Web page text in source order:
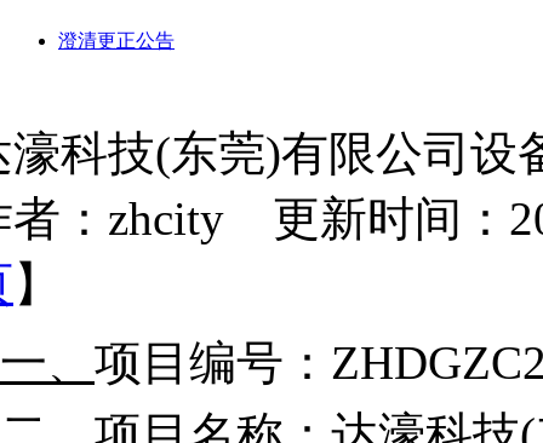
澄清更正公告
濠科技(东莞)有限公司设
者：zhcity 更新时间：
】
一、 项目编号 ：